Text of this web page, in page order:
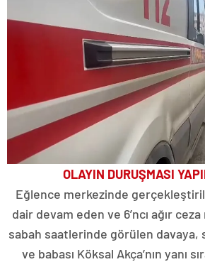
OLAYIN DURUŞMASI
Eğlence merkezinde
dair devam eden ve 6’ncı ağır
sabah saatlerinde görülen davaya,
ve babası Köksal Akça’nın yanı